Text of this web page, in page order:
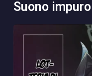
suono